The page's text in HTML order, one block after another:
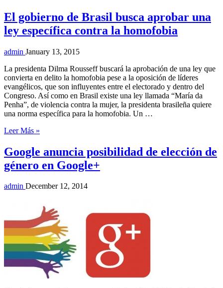
El gobierno de Brasil busca aprobar una
ley específica contra la homofobia
admin January 13, 2015
La presidenta Dilma Rousseff buscará la aprobación de una ley que
convierta en delito la homofobia pese a la oposición de líderes
evangélicos, que son influyentes entre el electorado y dentro del
Congreso. Así como en Brasil existe una ley llamada “María da
Penha”, de violencia contra la mujer, la presidenta brasileña quiere
una norma específica para la homofobia. Un …
Leer Más »
Google anuncia posibilidad de elección de
género en Google+
admin December 12, 2014